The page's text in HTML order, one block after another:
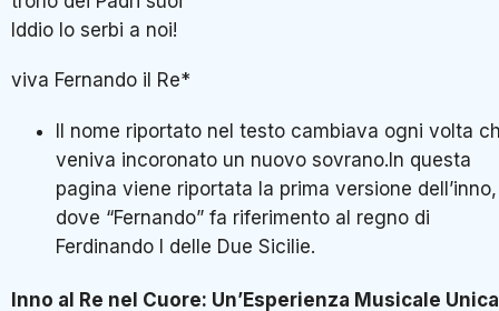
Iddio lo serbi a noi!
viva Fernando il Re*
Il nome riportato nel testo cambiava ogni volta
veniva incoronato un nuovo sovrano.In questa
pagina viene riportata la prima versione dell’inno,
dove “Fernando” fa riferimento al regno di
Ferdinando I delle Due Sicilie.
Inno al Re nel Cuore: Un’Esperienza Musicale Unica